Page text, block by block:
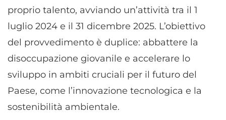
proprio talento, avviando un’attività tra il 1
luglio 2024 e il 31 dicembre 2025. L’obiettivo
del provvedimento è duplice: abbattere la
disoccupazione giovanile e accelerare lo
sviluppo in ambiti cruciali per il futuro del
Paese, come l’innovazione tecnologica e la
sostenibilità ambientale.